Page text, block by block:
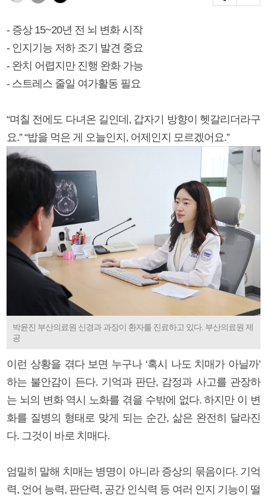
- 증상 15~20년 전 뇌 변화 시작
- 인지기능 저하 조기 발견 중요
- 완치 어렵지만 진행 완화 가능
- 스트레스 줄일 여가활동 필요
“며칠 전에도 다녀온 길인데, 갑자기 방향이 헷갈리더라구
요.” “밥을 먹은 게 오늘인지, 어제인지 모르겠어요.”
박윤진 부산의료원 신경과 과장이 환자를 진료하고 있다. 부산의료원 제
공
이런 상황을 겪다 보면 누구나 ‘혹시 나도 치매가 아닐까’
하는 불안감이 든다. 기억과 판단, 감정과 사고를 관장하
는 뇌의 변화 역시 노화를 겪을 수밖에 없다. 하지만 이 변
화를 질병의 형태로 맞게 되는 순간, 삶은 완전히 달라진
다. 그것이 바로 치매다.
엄밀히 말해 치매는 병명이 아니라 증상의 묶음이다. 기억
력, 언어 능력, 판단력, 공간 인식력 등 여러 인지 기능이 떨